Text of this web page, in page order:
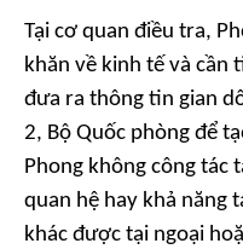
Tại cơ quan điều tra,
khăn về kinh tế và cần
đưa ra thông tin gian
2, Bộ Quốc phòng để
Phong không công tác
quan hệ hay khả năng
khác được tại ngoại